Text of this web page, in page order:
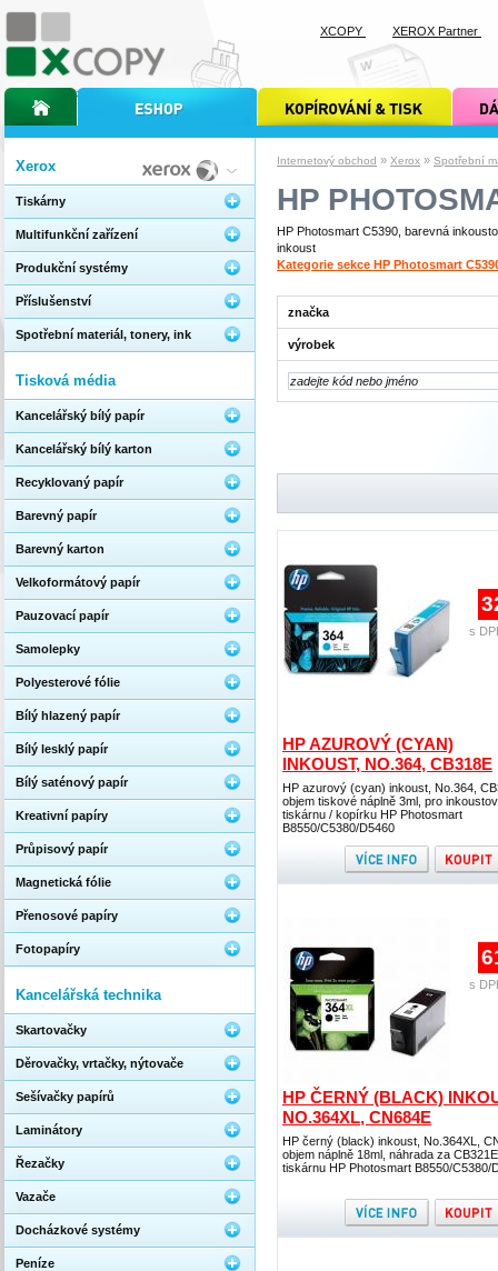
Internetový obchod » Xerox » Spotřební
HP
HP Photosmart C5390, barevná
inkoust
Kategorie sekce HP Photosmart
značka
výrobek
HP AZUROVÝ (CYAN)
INKOUST, NO.364, CB318E
HP azurový (cyan) inkoust, No.364,
objem tiskové náplně 3ml, pro
tiskárnu / kopírku HP Photosmart
B8550/C5380/D5460
s
HP ČERNÝ (BLACK)
NO.364XL, CN684E
HP černý (black) inkoust, No.364XL,
objem náplně 18ml, náhrada za
tiskárnu HP Photosmart B8550/C5380/
s
Xerox
Tiskárny
Multifunkční zařízení
Produkční systémy
Příslušenství
Spotřební materiál, tonery, ink
Tisková média
Kancelářský bílý papír
Kancelářský bílý karton
Recyklovaný papír
Barevný papír
Barevný karton
Velkoformátový papír
Pauzovací papír
Samolepky
Polyesterové fólie
Bílý hlazený papír
Bílý lesklý papír
Bílý saténový papír
Kreativní papíry
Průpisový papír
Magnetická fólie
Přenosové papíry
Fotopapíry
Kancelářská technika
Skartovačky
Děrovačky, vrtačky, nýtovače
Sešívačky papírů
Laminátory
Řezačky
Vazače
Docházkové systémy
Peníze
úvodní stránka xcopyinternetový obchod xcopy kopírování a tisk xcopy dárkové
XCOPY XEROX Partner